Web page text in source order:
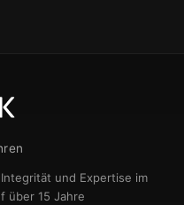
und Expertise im
über 15 Jahre